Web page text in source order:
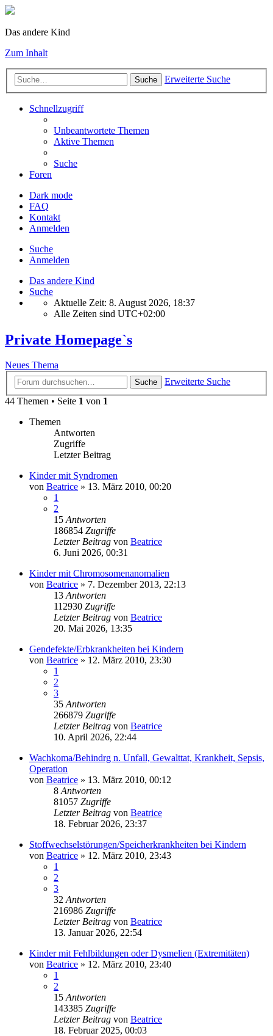
Das andere Kind
Zum Inhalt
Suche Erweiterte Suche
Schnellzugriff
Unbeantwortete Themen
Aktive Themen
Suche
Foren
Dark mode
FAQ
Kontakt
Anmelden
Suche
Anmelden
Das andere Kind
Suche
Aktuelle Zeit: 8. August 2026, 18:37
Alle Zeiten sind UTC+02:00
Private Homepage`s
Neues Thema
Suche
Erweiterte Suche
44 Themen • Seite 1 von 1
Themen
Antworten
Zugriffe
Letzter Beitrag
Kinder mit Syndromen
von Beatrice » 13. März 2010, 00:20
1
2
15 Antworten
186854 Zugriffe
Letzter Beitrag von Beatrice
6. Juni 2026, 00:31
Kinder mit Chromosomenanomalien
von Beatrice » 7. Dezember 2013, 22:13
13 Antworten
112930 Zugriffe
Letzter Beitrag von Beatrice
20. Mai 2026, 13:35
Gendefekte/Erbkrankheiten bei Kindern
von Beatrice » 12. März 2010, 23:30
1
2
3
35 Antworten
266879 Zugriffe
Letzter Beitrag von Beatrice
10. April 2026, 22:44
Wachkoma/Behindrg n. Unfall, Gewalttat, Krankheit, Sepsis,
Operation
von Beatrice » 13. März 2010, 00:12
8 Antworten
81057 Zugriffe
Letzter Beitrag von Beatrice
18. Februar 2026, 23:37
Stoffwechselstörungen/Speicherkrankheiten bei Kindern
von Beatrice » 12. März 2010, 23:43
1
2
3
32 Antworten
216986 Zugriffe
Letzter Beitrag von Beatrice
13. Januar 2026, 22:54
Kinder mit Fehlbildungen oder Dysmelien (Extremitäten)
von Beatrice » 12. März 2010, 23:40
1
2
15 Antworten
143385 Zugriffe
Letzter Beitrag von Beatrice
18. Februar 2025, 00:03